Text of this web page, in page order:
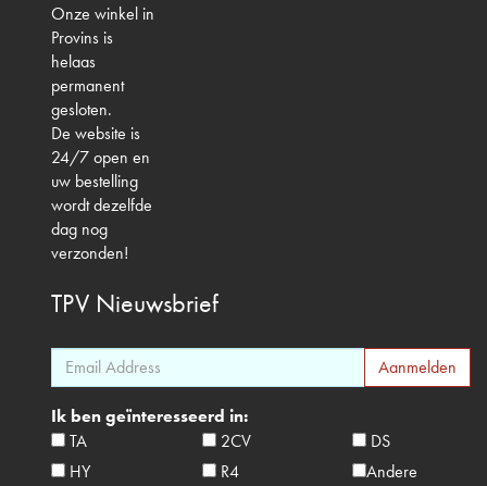
Onze winkel in
Provins is
helaas
permanent
gesloten.
De website is
24/7 open en
uw bestelling
wordt dezelfde
dag nog
verzonden!
TPV Nieuwsbrief
Ik ben geïnteresseerd in:
TA
2CV
DS
HY
R4
Andere